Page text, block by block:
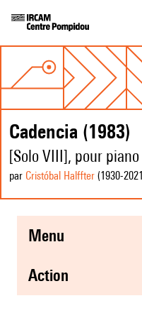
Cadencia (1983)
[Solo VIII], pour piano
par Cristóbal Halffter (1930-2021
menu
action